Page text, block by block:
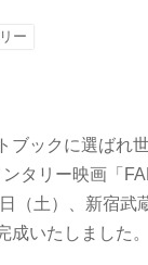
ー
ブックに選ばれ
タリー映画「
（土）、新宿武
いたしました。